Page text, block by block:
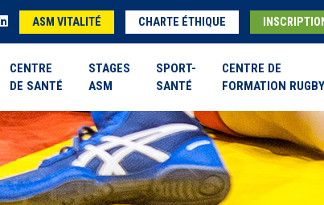
ASM VITALITÉ CHARTE ÉTHIQUE
CENTRE
DE SANTÉ
STAGES
ASM
SPORT-
SANTÉ
CENTRE DE
FORMATION RUGBY